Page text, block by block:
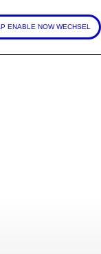
ENABLE NOW WECHSEL